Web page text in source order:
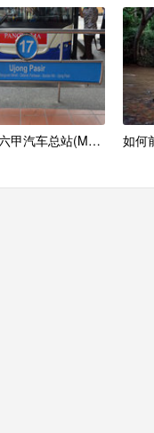
如何从马六甲汽车总站(Melaka Sentral)来往市区